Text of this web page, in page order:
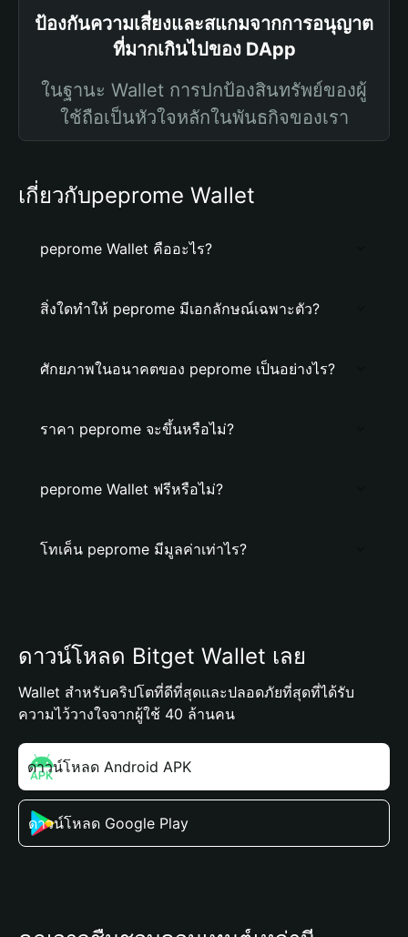
ป้องกันความเสี่ยงและสแกมจากการอนุญาต
ที่มากเกินไปของ DApp
ในฐานะ Wallet การปกป้องสินทรัพย์ของผู้
ใช้ถือเป็นหัวใจหลักในพันธกิจของเรา
เกี่ยวกับpeprome Wallet
peprome Wallet คืออะไร?
สิ่งใดทำให้ peprome มีเอกลักษณ์เฉพาะตัว?
ศักยภาพในอนาคตของ peprome เป็นอย่างไร?
ราคา peprome จะขึ้นหรือไม่?
peprome Wallet ฟรีหรือไม่?
โทเค็น peprome มีมูลค่าเท่าไร?
ดาวน์โหลด Bitget Wallet เลย
Wallet สำหรับคริปโตที่ดีที่สุดและปลอดภัยที่สุดที่ได้รับ
ความไว้วางใจจากผู้ใช้ 40 ล้านคน
ดาวน์โหลด Android APK
ดาวน์โหลด Google Play